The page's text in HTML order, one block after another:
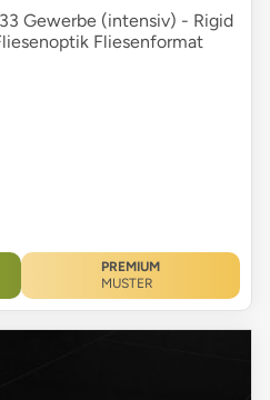
Gewerbe (intensiv) - Rigid
Fliesenformat
PREMIUM
MUSTER